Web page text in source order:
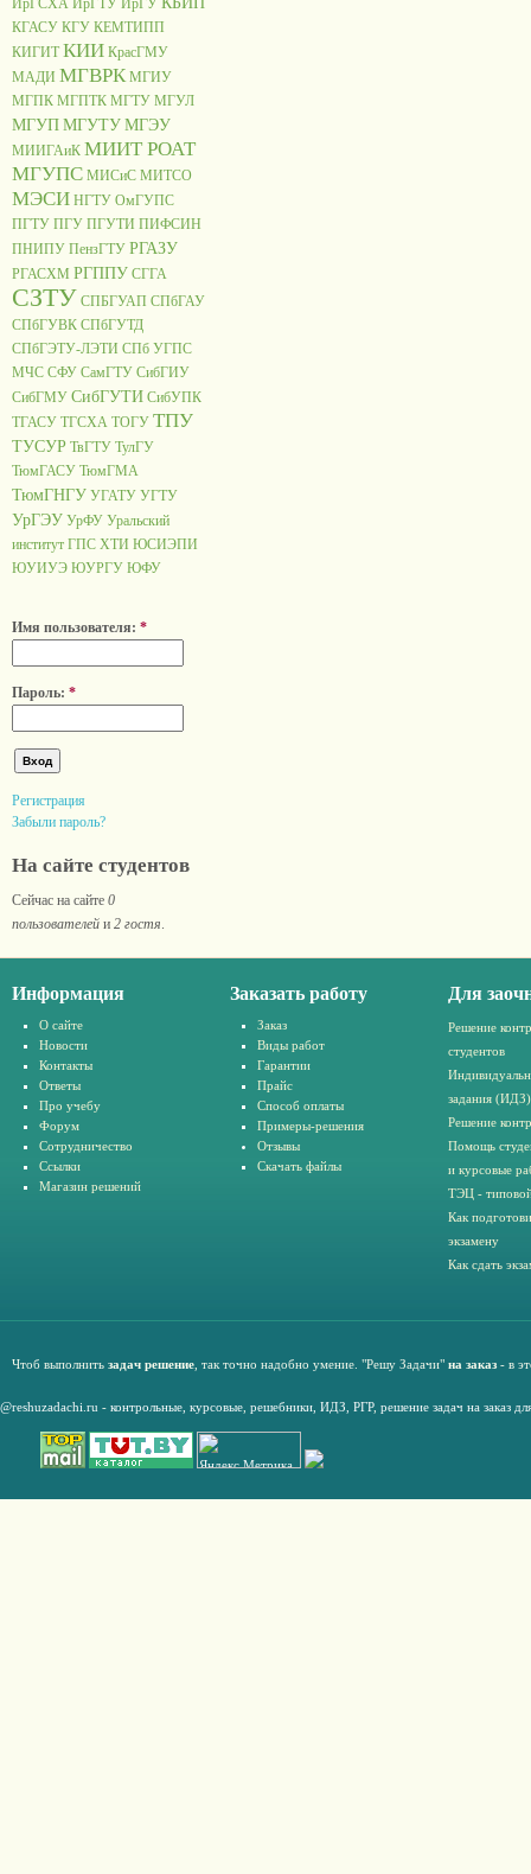
ИрГСХА ИрГТУ ИрГУ
КГАСУ КГУ КЕМТИПП
КИГИТ КИИ КрасГМУ
МАДИ МГВРК МГИУ
МГПК МГПТК МГТУ МГУЛ
МГУПМГУТУМГЭУ
МИИГАиК МИИТ РОАТ
МГУПС МИСиС МИТСО
МЭСИ НГТУ ОмГУПС
ПГТУ ПГУ ПГУТИ ПИФСИН
ПНИПУ ПензГТУ РГАЗУ
РГАСХМ РГППУ СГГА
СЗТУ СПБГУАП СПбГАУ
СПбГУВК СПбГУТД
СПбГЭТУ-ЛЭТИ СПб УГПС
МЧС СФУ СамГТУ СибГИУ
СибГМУ СибГУТИ СибУПК
ТГАСУ ТГСХА ТОГУ ТПУ
ТУСУР ТвГТУ ТулГУ
ТюмГАСУ ТюмГМА
ТюмГНГУ УГАТУ УГТУ
УрГЭУ УрФУ Уральский
институт ГПС ХТИ ЮСИЭПИ
ЮУИУЭ ЮУРГУ ЮФУ
Имя пользователя: *
Пароль: *
Регистрация
Забыли пароль?
На сайте студентов
Сейчас на сайте 0
пользователей и 2 гостя
Информация
О сайте
Новости
Контакты
Ответы
Про учебу
Форум
Сотрудничество
Ссылки
Магазин решений
Заказать работу
Заказ
Виды работ
Гарантии
Прайс
Способ оплаты
Примеры-решения
Отзывы
Скачать файлы
Для
Решение
студентов
задания (ИДЗ)
Решение
Помощь
и курсовые
ТЭЦ -
Как
экзамену
Как сдать
Чтоб выполнить задач решение , так точно надобно умение. "Решу Задачи" на заказ - в
@reshuzadachi.ru - контрольные, курсовые решебники, ИДЗ, РГР, решение задач на заказ